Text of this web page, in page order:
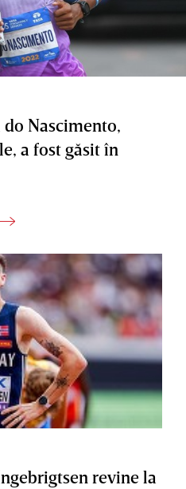
Nascimento,
a fost găsit în
revine la